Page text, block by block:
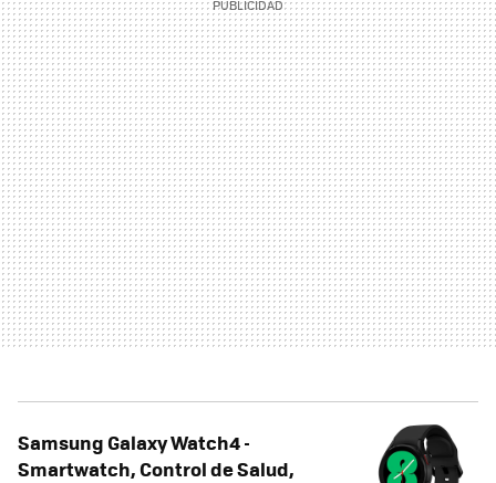
Samsung Galaxy Watch4 -
Smartwatch, Control de Salud,